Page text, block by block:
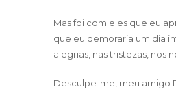
Mas foi com eles que eu
que eu demoraria um dia
alegrias, nas tristezas, nos
Desculpe-me, meu amigo